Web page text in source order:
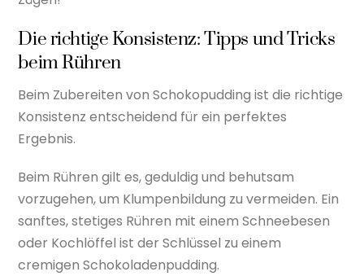
Die richtige Konsistenz: Tipps und Tricks
beim Rühren
Beim Zubereiten von Schokopudding ist die richtige
Konsistenz entscheidend für ein perfektes
Ergebnis.
Beim Rühren gilt es, geduldig und behutsam
vorzugehen, um Klumpenbildung zu vermeiden. Ein
sanftes, stetiges Rühren mit einem Schneebesen
oder Kochlöffel ist der Schlüssel zu einem
cremigen Schokoladenpudding.